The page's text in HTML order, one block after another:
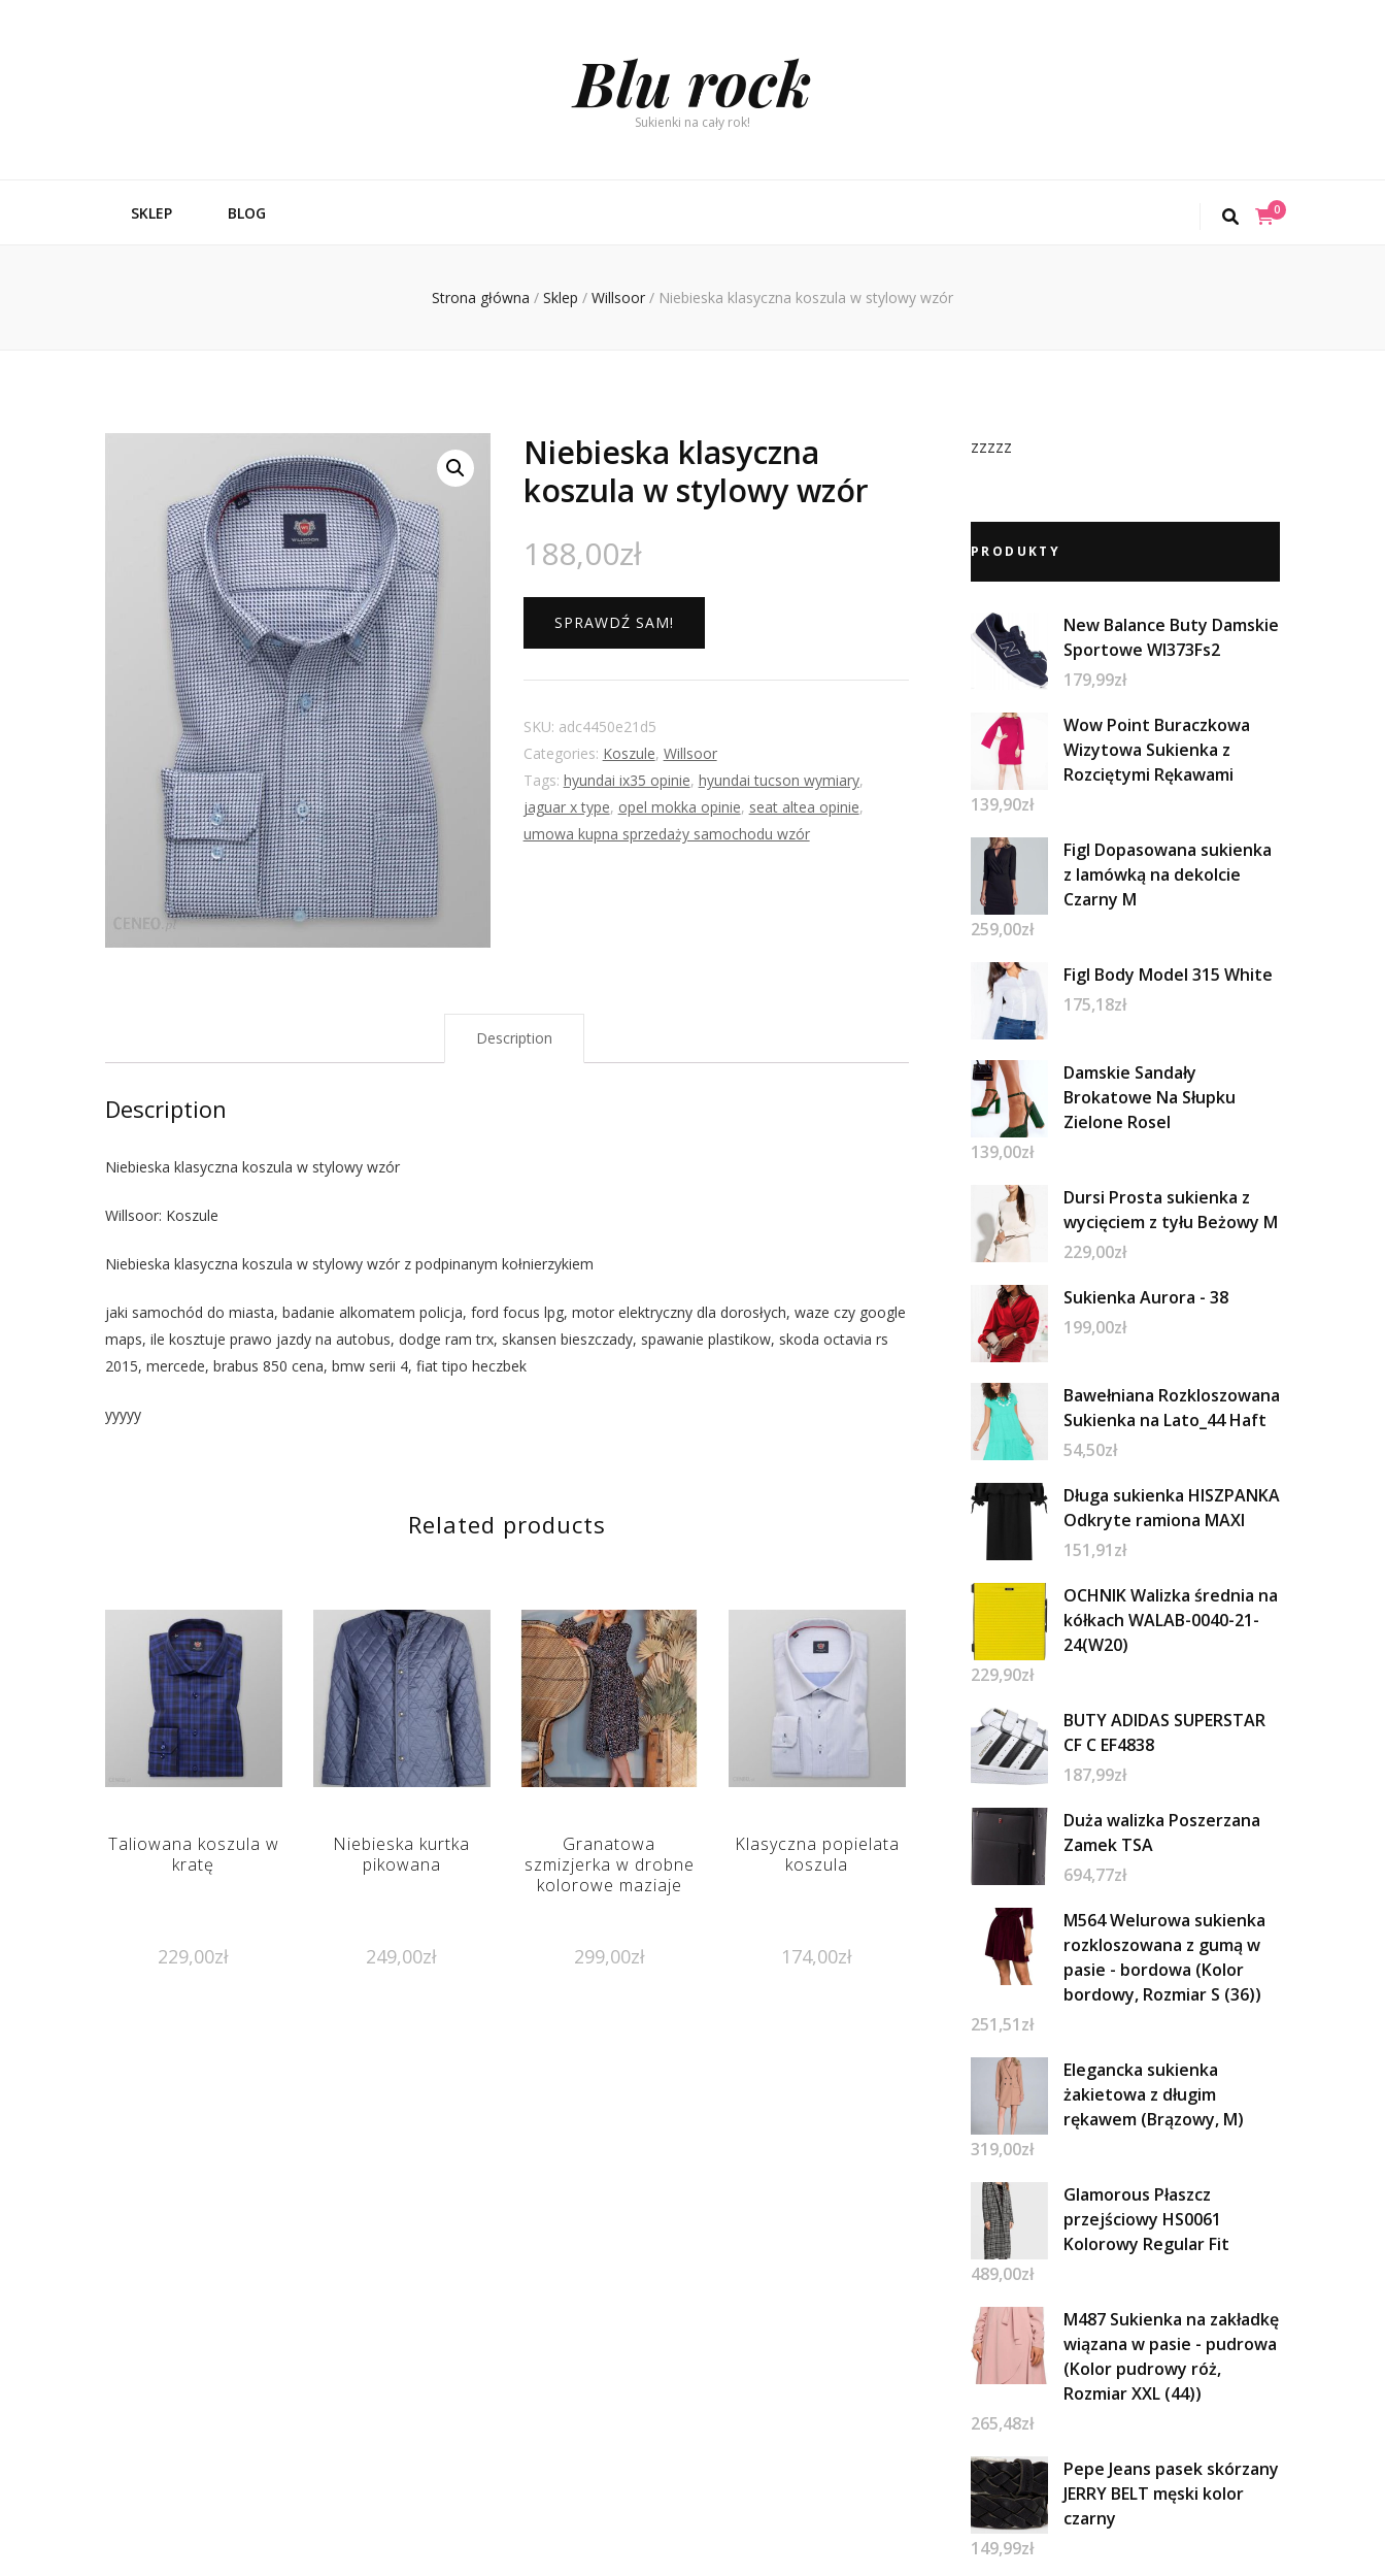
Blu rock
Sukienki na cały rok!
SKLEP BLOG 0
Strona główna / Sklep / Willsoor / Niebieska klasyczna koszula w stylowy wzór
Niebieska klasyczna
koszula w stylowy wzór
188,00zł
SPRAWDŹ SAM!
SKU: adc4450e21d5
Categories: Koszule, Willsoor
Tags: hyundai ix35 opinie, hyundai tucson wymiary,
jaguar x type, opel mokka opinie, seat altea opinie,
umowa kupna sprzedaży samochodu wzór
Description
Description
Niebieska klasyczna koszula w stylowy wzór
Willsoor: Koszule
Niebieska klasyczna koszula w stylowy wzór z podpinanym kołnierzykiem
jaki samochód do miasta, badanie alkomatem policja, ford focus lpg, motor elektryczny dla dorosłych, waze czy google
maps, ile kosztuje prawo jazdy na autobus, dodge ram trx, skansen bieszczady, spawanie plastikow, skoda octavia rs
2015, mercede, brabus 850 cena, bmw serii 4, fiat tipo heczbek
yyyyy
Related products
Taliowana koszula w
kratę
229,00zł
Niebieska kurtka
pikowana
249,00zł
Granatowa
szmizjerka w drobne
kolorowe maziaje
299,00zł
Klasyczna popielata
koszula
174,00zł
zzzzz
PRODUKTY
New Balance Buty Damskie
Sportowe Wl373Fs2
179,99zł
Wow Point Buraczkowa
Wizytowa Sukienka z
Rozciętymi Rękawami
139,90zł
Figl Dopasowana sukienka
z lamówką na dekolcie
Czarny M
259,00zł
Figl Body Model 315 White
175,18zł
Damskie Sandały
Brokatowe Na Słupku
Zielone Rosel
139,00zł
Dursi Prosta sukienka z
wycięciem z tyłu Beżowy M
229,00zł
Sukienka Aurora - 38
199,00zł
Bawełniana Rozkloszowana
Sukienka na Lato_44 Haft
54,50zł
Długa sukienka HISZPANKA
Odkryte ramiona MAXI
151,91zł
OCHNIK Walizka średnia na
kółkach WALAB-0040-21-
24(W20)
229,90zł
BUTY ADIDAS SUPERSTAR
CF C EF4838
187,99zł
Duża walizka Poszerzana
Zamek TSA
694,77zł
M564 Welurowa sukienka
rozkloszowana z gumą w
pasie - bordowa (Kolor
bordowy, Rozmiar S (36))
251,51zł
Elegancka sukienka
żakietowa z długim
rękawem (Brązowy, M)
319,00zł
Glamorous Płaszcz
przejściowy HS0061
Kolorowy Regular Fit
489,00zł
M487 Sukienka na zakładkę
wiązana w pasie - pudrowa
(Kolor pudrowy róż,
Rozmiar XXL (44))
265,48zł
Pepe Jeans pasek skórzany
JERRY BELT męski kolor
czarny
149,99zł